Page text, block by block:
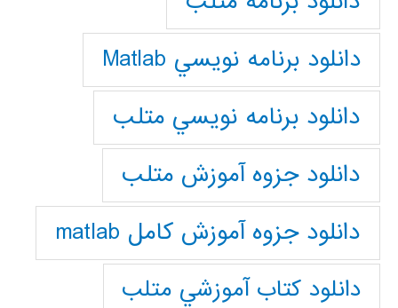
دانلود برنامه نويسي Matlab
دانلود برنامه نويسي متلب
دانلود جزوه آموزش متلب
دانلود جزوه آموزش کامل matlab
دانلود كتاب آموزشي متلب